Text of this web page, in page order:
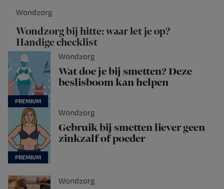
Wondzorg
Wondzorg bij hitte: waar let je op?
Handige checklist
Wondzorg
Wat doe je bij smetten? Deze
beslisboom kan helpen
Wondzorg
Gebruik bij smetten liever geen
zinkzalf of poeder
Wondzorg